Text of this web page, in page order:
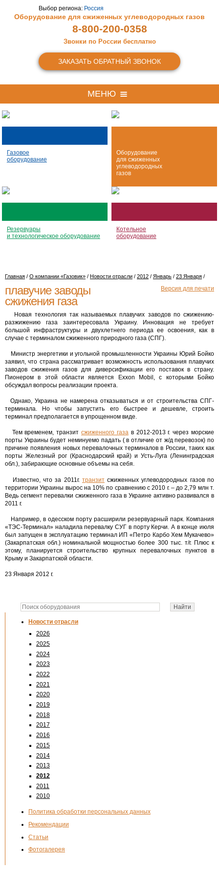
Выбор региона: Россия
Оборудование для сжиженных углеводородных газов
8-800-200-0358
Звонки по России бесплатно
ЗАКАЗАТЬ ОБРАТНЫЙ ЗВОНОК
МЕНЮ
Газовое
оборудование
Оборудование
для сжиженных
углеводородных
газов
Резервуары
и технологическое оборудование
Котельное
оборудование
Новости отрасли
2026
2025
2024
2023
2022
2021
2020
2019
2018
2017
2016
2015
2014
2013
2012
2011
2010
Политика обработки персональных данных
Рекомендации
Статьи
Фотогалерея
Главная / О компании «Газовик» / Новости отрасли / 2012 / Январь / 23 Января /
Версия для печати
плавучие заводы
сжижения газа
Новая технология так называемых плавучих заводов по сжижению-
разжижению газа заинтересовала Украину. Инновация не требует
большой инфраструктуры и двухлетнего периода ее освоения, как в
случае с терминалом сжиженного природного газа (СПГ).
Министр энергетики и угольной промышленности Украины Юрий Бойко
заявил, что страна рассматривает возможность использования плавучих
заводов сжижения газов для диверсификации его поставок в страну.
Пионером в этой области является Exxon Mobil, с которыми Бойко
обсуждал вопросы реализации проекта.
Однако, Украина не намерена отказываться и от строительства СПГ-
терминала. Но чтобы запустить его быстрее и дешевле, строить
терминал предполагается в упрощенном виде.
Тем временем, транзит сжиженного газав 2012-2013 г. через морские
порты Украины будет неминуемо падать ( в отличие от ж/д перевозок) по
причине появления новых перевалочных терминалов в России, таких как
порты Железный рог (Краснодарский край) и Усть-Луга (Ленинградская
обл.), забирающие основные объемы на себя.
Известно, что за 2011г. транзитсжиженных углеводородных газов по
территории Украины вырос на 10% по сравнению с 2010 г. – до 2,79 млн т.
Ведь сегмент перевалки сжиженного газа в Украине активно развивался в
2011 г.
Например, в одесском порту расширили резервуарный парк. Компания
«ТЭС-Терминал» наладила перевалку СУГ в порту Керчи. А в конце июля
был запущен в эксплуатацию терминал ИП «Петро Карбо Хем Мукачево»
(Закарпатская обл.) номинальной мощностью более 300 тыс. т/г. Плюс к
этому, планируется строительство крупных перевалочных пунктов в
Крыму и Закарпатской области.
23 Января 2012 г.